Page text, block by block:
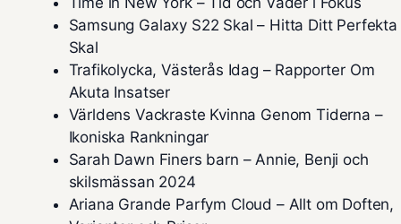
Samsung Galaxy S22 Skal – Hitta Ditt Perfekta
Skal
Trafikolycka, Västerås Idag – Rapporter Om
Akuta Insatser
Världens Vackraste Kvinna Genom Tiderna –
Ikoniska Rankningar
Sarah Dawn Finers barn – Annie, Benji och
skilsmässan 2024
Ariana Grande Parfym Cloud – Allt om Doften,